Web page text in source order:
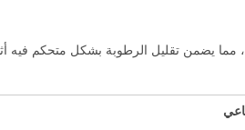
يضمن تقليل الرطوبة بشكل متحكم فيه